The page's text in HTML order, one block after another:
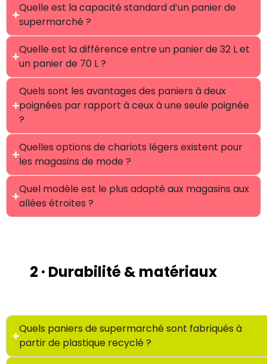
Quelle est la capacité standard d’un panier de
supermarché ?
Quelle est la différence entre un panier de 32 L et
un panier de 70 L ?
Quels sont les avantages des paniers à deux
poignées par rapport à ceux à une seule poignée
?
Quelles options de chariots légers existent pour
les magasins de mode ?
Quel modèle est le plus adapté aux magasins aux
allées étroites ?
2 · Durabilité & matériaux
Quels paniers de supermarché sont fabriqués à
partir de plastique recyclé ?